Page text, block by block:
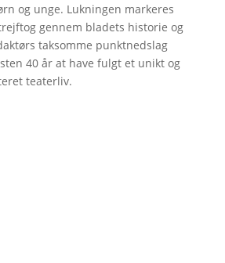
og unge. Lukningen markeres
gennem bladets historie og
taksomme punktnedslag
40 år at have fulgt et unikt og
teaterliv.